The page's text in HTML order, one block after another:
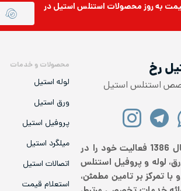
به روزمحصولات استنلس استیلدر
رخ
استنلس استیل
استیل رخ از سال 1386 فعالیت خود را در
لوله و پروفیل استنلس
با تمرکز بر تامین مطمئن،
محصولات و خدمات
لوله استیل
ورق استیل
پروفیل استیل
میلگرد استیل
اتصالات استیل
استعلام قیمت